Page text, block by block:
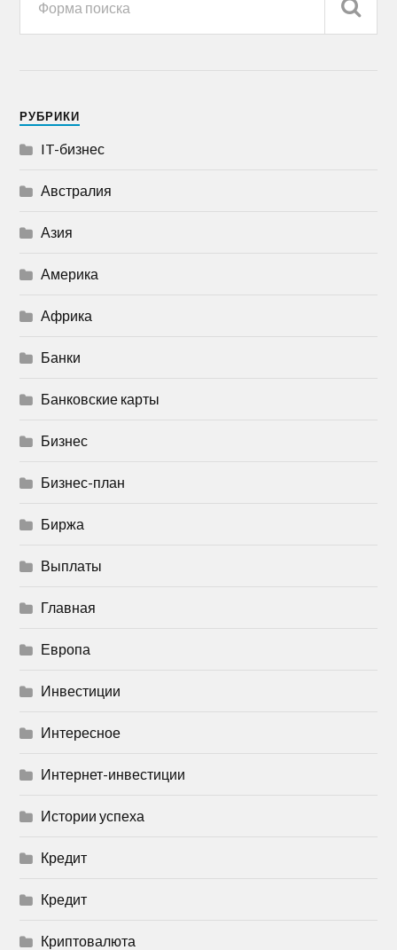
РУБРИКИ
IT-бизнес
Австралия
Азия
Америка
Африка
Банки
Банковские карты
Бизнес
Бизнес-план
Биржа
Выплаты
Главная
Европа
Инвестиции
Интересное
Интернет-инвестиции
Истории успеха
Кредит
Кредит
Криптовалюта